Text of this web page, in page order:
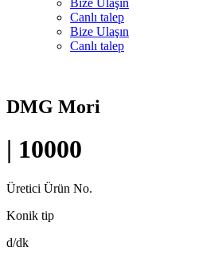
Bize Ulaşın
Canlı talep
Bize Ulaşın
Canlı talep
DMG Mori
| 10000
Üretici Ürün No.
Konik tip
d/dk